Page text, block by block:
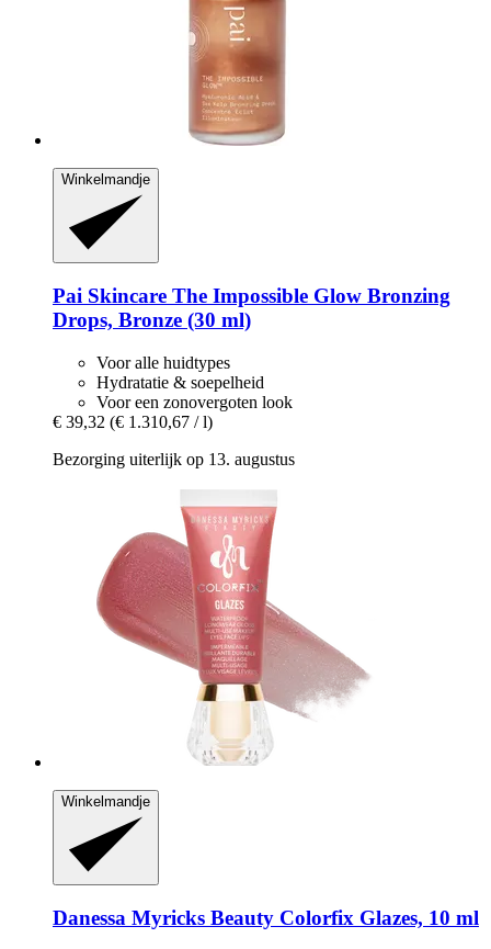
Winkelmandje
Pai Skincare The Impossible Glow Bronzing
Drops, Bronze (30 ml)
Voor alle huidtypes
Hydratatie & soepelheid
Voor een zonovergoten look
€ 39,32 (€ 1.310,67 / l)
Bezorging uiterlijk op 13. augustus
Winkelmandje
Danessa Myricks Beauty Colorfix Glazes, 10 ml